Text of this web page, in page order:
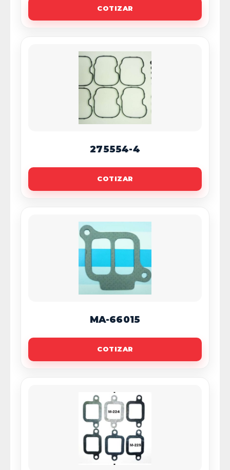
COTIZAR
275554-4
COTIZAR
MA-66015
COTIZAR